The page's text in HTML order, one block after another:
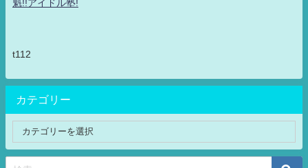
魁!!アイドル塾!
t112
カテゴリー